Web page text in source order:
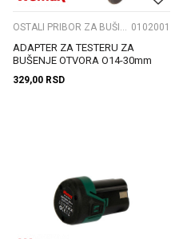
OSTALI PRIBOR ZA BUŠILICE 0102001
ADAPTER ZA TESTERU ZA
BUŠENJE OTVORA O14-30mm
329,00 RSD